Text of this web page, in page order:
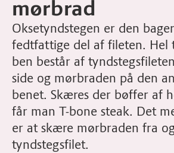
mørbrad
Oksetyndstegen er den
fedtfattige del af fileten. Hel
ben består af
side og mørbraden på den
benet. Skæres der bøffer af
får man T-bone steak. Det
er at skære mørbraden fra
tyndstegsfilet.